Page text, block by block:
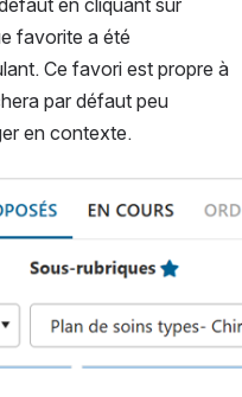
favorite a été
Ce favori est propre à
par défaut peu
en contexte.